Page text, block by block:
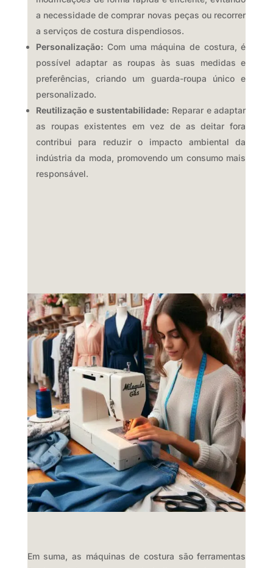
a necessidade de comprar novas peças ou recorrer
a serviços de costura dispendiosos.
Personalização: Com uma máquina de costura, é
possível adaptar as roupas às suas medidas e
preferências, criando um guarda-roupa único e
personalizado.
Reutilização e sustentabilidade: Reparar e adaptar
as roupas existentes em vez de as deitar fora
contribui para reduzir o impacto ambiental da
indústria da moda, promovendo um consumo mais
responsável.
Em suma, as máquinas de costura são ferramentas